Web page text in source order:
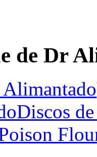
de Dr
Discos